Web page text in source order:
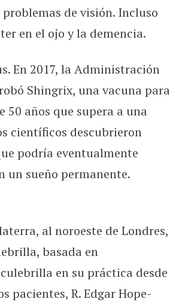
de visión. Incluso
en el ojo y la demencia.
En 2017, la Administración
Shingrix, una vacuna para
50 años que supera a una
científicos descubrieron
podría eventualmente
un sueño permanente.
al noroeste de Londres,
basada en
en su práctica desde
pacientes, R. Edgar Hope-